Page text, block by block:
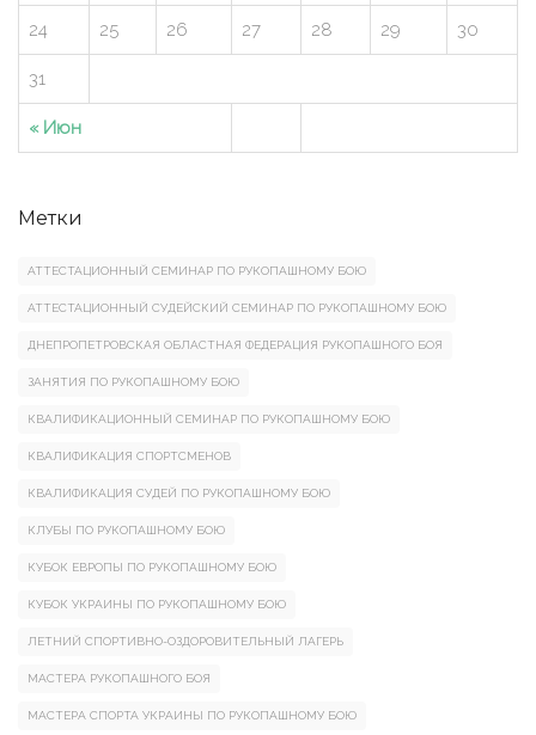
« Июн
24 25 26 27 28 29 30
31
Метки
АТТЕСТАЦИОННЫЙ СЕМИНАР ПО РУКОПАШНОМУ БОЮ
АТТЕСТАЦИОННЫЙ СУДЕЙСКИЙ СЕМИНАР ПО РУКОПАШНОМУ БОЮ
ДНЕПРОПЕТРОВСКАЯ ОБЛАСТНАЯ ФЕДЕРАЦИЯ РУКОПАШНОГО БОЯ
ЗАНЯТИЯ ПО РУКОПАШНОМУ БОЮ
КВАЛИФИКАЦИОННЫЙ СЕМИНАР ПО РУКОПАШНОМУ БОЮ
КВАЛИФИКАЦИЯ СПОРТСМЕНОВ
КВАЛИФИКАЦИЯ СУДЕЙ ПО РУКОПАШНОМУ БОЮ
КЛУБЫ ПО РУКОПАШНОМУ БОЮ
КУБОК ЕВРОПЫ ПО РУКОПАШНОМУ БОЮ
КУБОК УКРАИНЫ ПО РУКОПАШНОМУ БОЮ
ЛЕТНИЙ СПОРТИВНО-ОЗДОРОВИТЕЛЬНЫЙ ЛАГЕРЬ
МАСТЕРА РУКОПАШНОГО БОЯ
МАСТЕРА СПОРТА УКРАИНЫ ПО РУКОПАШНОМУ БОЮ